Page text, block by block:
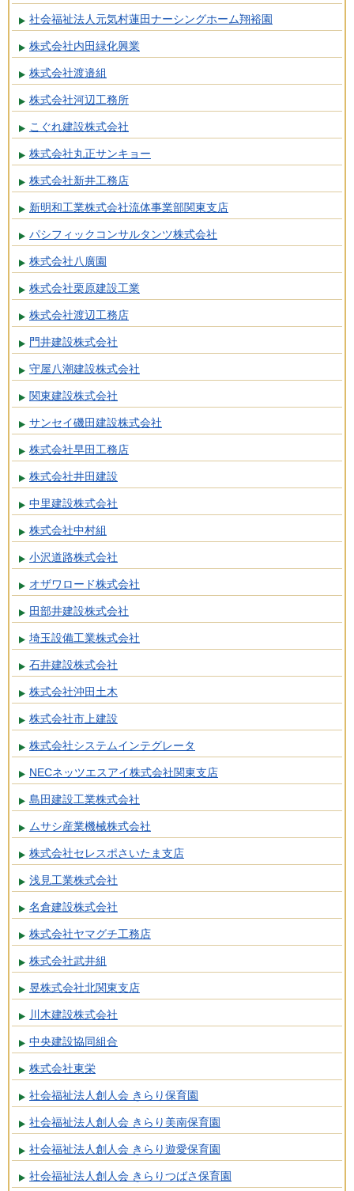
社会福祉法人元気村蓮田ナーシングホーム翔裕園
株式会社内田緑化興業
株式会社渡邉組
株式会社河辺工務所
こぐれ建設株式会社
株式会社丸正サンキョー
株式会社新井工務店
新明和工業株式会社流体事業部関東支店
パシフィックコンサルタンツ株式会社
株式会社八廣園
株式会社栗原建設工業
株式会社渡辺工務店
門井建設株式会社
守屋八潮建設株式会社
関東建設株式会社
サンセイ磯田建設株式会社
株式会社早田工務店
株式会社井田建設
中里建設株式会社
株式会社中村組
小沢道路株式会社
オザワロード株式会社
田部井建設株式会社
埼玉設備工業株式会社
石井建設株式会社
株式会社沖田土木
株式会社市上建設
株式会社システムインテグレータ
NECネッツエスアイ株式会社関東支店
島田建設工業株式会社
ムサシ産業機械株式会社
株式会社セレスポさいたま支店
浅見工業株式会社
名倉建設株式会社
株式会社ヤマグチ工務店
株式会社武井組
昱株式会社北関東支店
川木建設株式会社
中央建設協同組合
株式会社東栄
社会福祉法人創人会 きらり保育園
社会福祉法人創人会 きらり美南保育園
社会福祉法人創人会 きらり遊愛保育園
社会福祉法人創人会 きらりつばさ保育園